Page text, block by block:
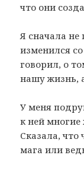
что они
Я сначала не
изменился
говорил, о
нашу жизнь,
У меня
к ней многие
Сказала, что
мага или